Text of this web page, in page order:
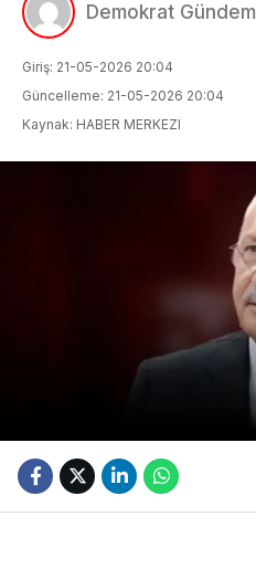
Demokrat Gündem
Giriş: 21-05-2026 20:04
Güncelleme: 21-05-2026 20:04
Kaynak: HABER MERKEZI